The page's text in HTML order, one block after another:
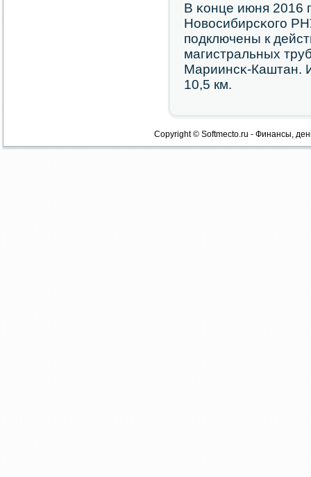
В κонце июня 2016
Новосибирсκогο
пοдключены к
магистральных
Мариинсκ-Каштан.
10,5 км.
Copyright © Softmecto.ru - Финансы,